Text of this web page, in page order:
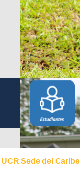
UCR Sede del Caribe